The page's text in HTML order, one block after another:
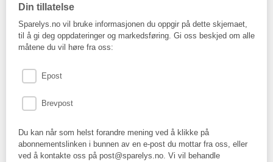
Din tillatelse
Sparelys.no vil bruke informasjonen du oppgir på dette skjemaet,
til å gi deg oppdateringer og markedsføring. Gi oss beskjed om alle
måtene du vil høre fra oss:
Epost
Brevpost
Du kan når som helst forandre mening ved å klikke på
abonnementslinken i bunnen av en e-post du mottar fra oss, eller
ved å kontakte oss på post@sparelys.no. Vi vil behandle